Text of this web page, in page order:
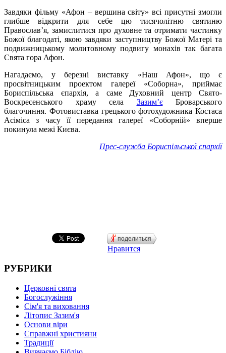
Завдяки фільму «Афон – вершина світу» всі присутні змогли
глибше відкрити для себе цю тисячолітню святиню
Православ’я, замислитися про духовне та отримати частинку
Божої благодаті, якою завдяки заступництву Божої Матері та
подвижницькому молитовному подвигу монахів так багата
Свята гора Афон.
Нагадаємо, у березні виставку «Наш Афон», що є
просвітницьким проектом галереї «Соборна», приймає
Бориспільська єпархія, а саме Духовний центр Свято-
Воскресенського храму села Зазим’єБроварського
благочиння. Фотовиставка грецького фотохудожника Костаса
Асіміса з часу її передання галереї «Соборній» вперше
покинула межі Києва.
Прес-служба Бориспільської єпархії
поделиться
Нравится
РУБРИКИ
Церковні свята
Богослужіння
Сім'я та виховання
Літопис Зазим'я
Основи віри
Справжні християни
Традиції